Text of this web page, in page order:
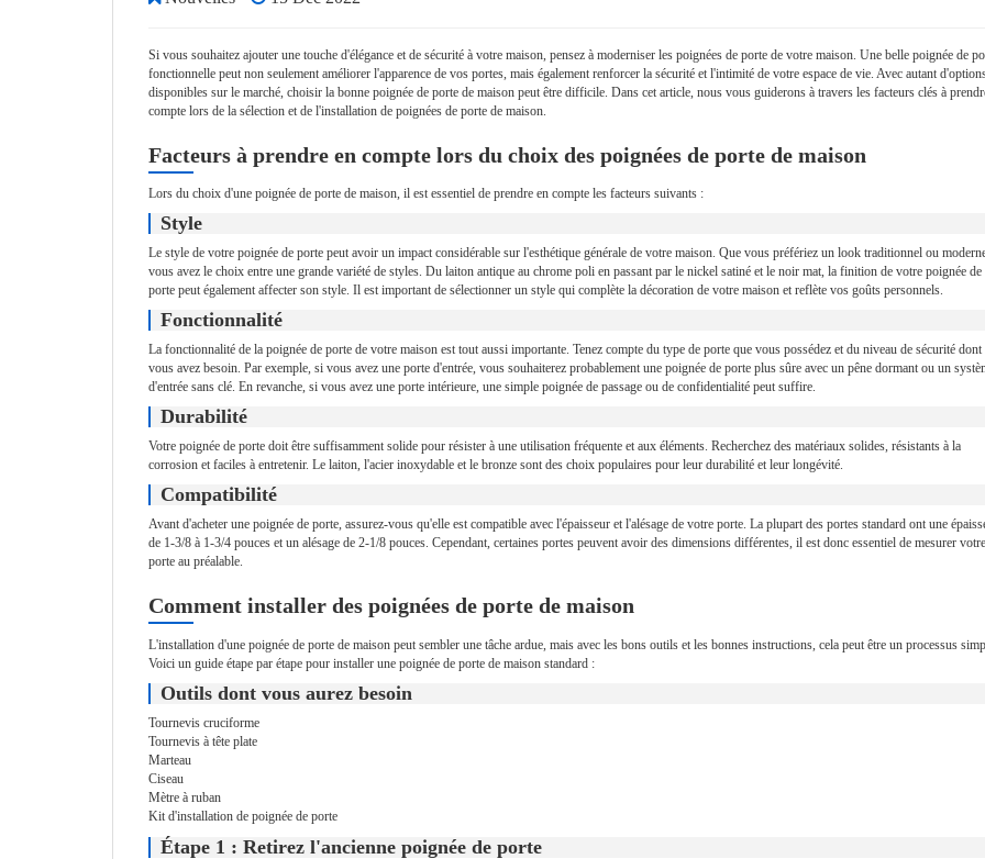
Si vous souhaitez ajouter une touche d'élégance et de sécurité à votre maison, pensez à moderniser les poignées de porte de votre maison. Une belle poignée de
fonctionnelle peut non seulement améliorer l'apparence de vos portes, mais également renforcer la sécurité et l'intimité de votre espace de vie. Avec autant
disponibles sur le marché, choisir la bonne poignée de porte de maison peut être difficile. Dans cet article, nous vous guiderons à travers les facteurs clés à
compte lors de la sélection et de l'installation de poignées de porte de maison.
Facteurs à prendre en compte lors du choix des poignées de porte de maison
Lors du choix d'une poignée de porte de maison, il est essentiel de prendre en compte les facteurs suivants :
Style
Le style de votre poignée de porte peut avoir un impact considérable sur l'esthétique générale de votre maison. Que vous préfériez un look traditionnel ou
vous avez le choix entre une grande variété de styles. Du laiton antique au chrome poli en passant par le nickel satiné et le noir mat, la finition de votre poignée de
porte peut également affecter son style. Il est important de sélectionner un style qui complète la décoration de votre maison et reflète vos goûts personnels.
Fonctionnalité
La fonctionnalité de la poignée de porte de votre maison est tout aussi importante. Tenez compte du type de porte que vous possédez et du niveau de sécurité dont
vous avez besoin. Par exemple, si vous avez une porte d'entrée, vous souhaiterez probablement une poignée de porte plus sûre avec un pêne dormant ou un
d'entrée sans clé. En revanche, si vous avez une porte intérieure, une simple poignée de passage ou de confidentialité peut suffire.
Durabilité
Votre poignée de porte doit être suffisamment solide pour résister à une utilisation fréquente et aux éléments. Recherchez des matériaux solides, résistants à la
corrosion et faciles à entretenir. Le laiton, l'acier inoxydable et le bronze sont des choix populaires pour leur durabilité et leur longévité.
Compatibilité
Avant d'acheter une poignée de porte, assurez-vous qu'elle est compatible avec l'épaisseur et l'alésage de votre porte. La plupart des portes standard ont une
de 1-3/8 à 1-3/4 pouces et un alésage de 2-1/8 pouces. Cependant, certaines portes peuvent avoir des dimensions différentes, il est donc essentiel de mesurer votre
porte au préalable.
Comment installer des poignées de porte de maison
L'installation d'une poignée de porte de maison peut sembler une tâche ardue, mais avec les bons outils et les bonnes instructions, cela peut être un processus
Voici un guide étape par étape pour installer une poignée de porte de maison standard :
Outils dont vous aurez besoin
Tournevis cruciforme
Tournevis à tête plate
Marteau
Ciseau
Mètre à ruban
Kit d'installation de poignée de porte
Étape 1 : Retirez l'ancienne poignée de porte